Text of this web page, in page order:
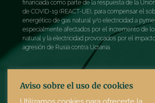
financiada como parte de la respuesta de la
de COVID-19 (REACT-UE), para compensar el
energético de gas natural y/o electricidad a
especialmente afectados por el incremento de
natural y la electricidad provocados por el
agresión de Rusia contra Ucrania.
Aviso sobre el uso de cookies
Utilizamos cookies para ofrecerte la